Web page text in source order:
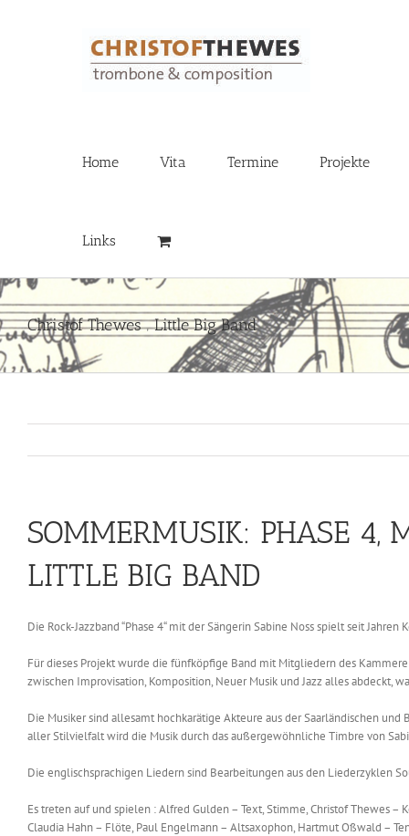
Home Vita Termine Projekte
Links
Christof Thewes ‚ Little Big Band
SOMMERMUSIK: PHASE 4,
LITTLE BIG BAND
Die Rock-Jazzband “Phase 4“ mit der Sängerin Sabine Noss spielt seit
Für dieses Projekt wurde die fünfköpfige Band mit Mitgliedern des
zwischen Improvisation, Komposition, Neuer Musik und Jazz alles abdeckt,
Die Musiker sind allesamt hochkarätige Akteure aus der Saarländischen
aller Stilvielfalt wird die Musik durch das außergewöhnliche Timbre von
Die englischsprachigen Liedern sind Bearbeitungen aus den Liederzyklen
Es treten auf und spielen : Alfred Gulden – Text, Stimme, Christof Thewes –
Claudia Hahn – Flöte, Paul Engelmann – Altsaxophon, Hartmut Oßwald –